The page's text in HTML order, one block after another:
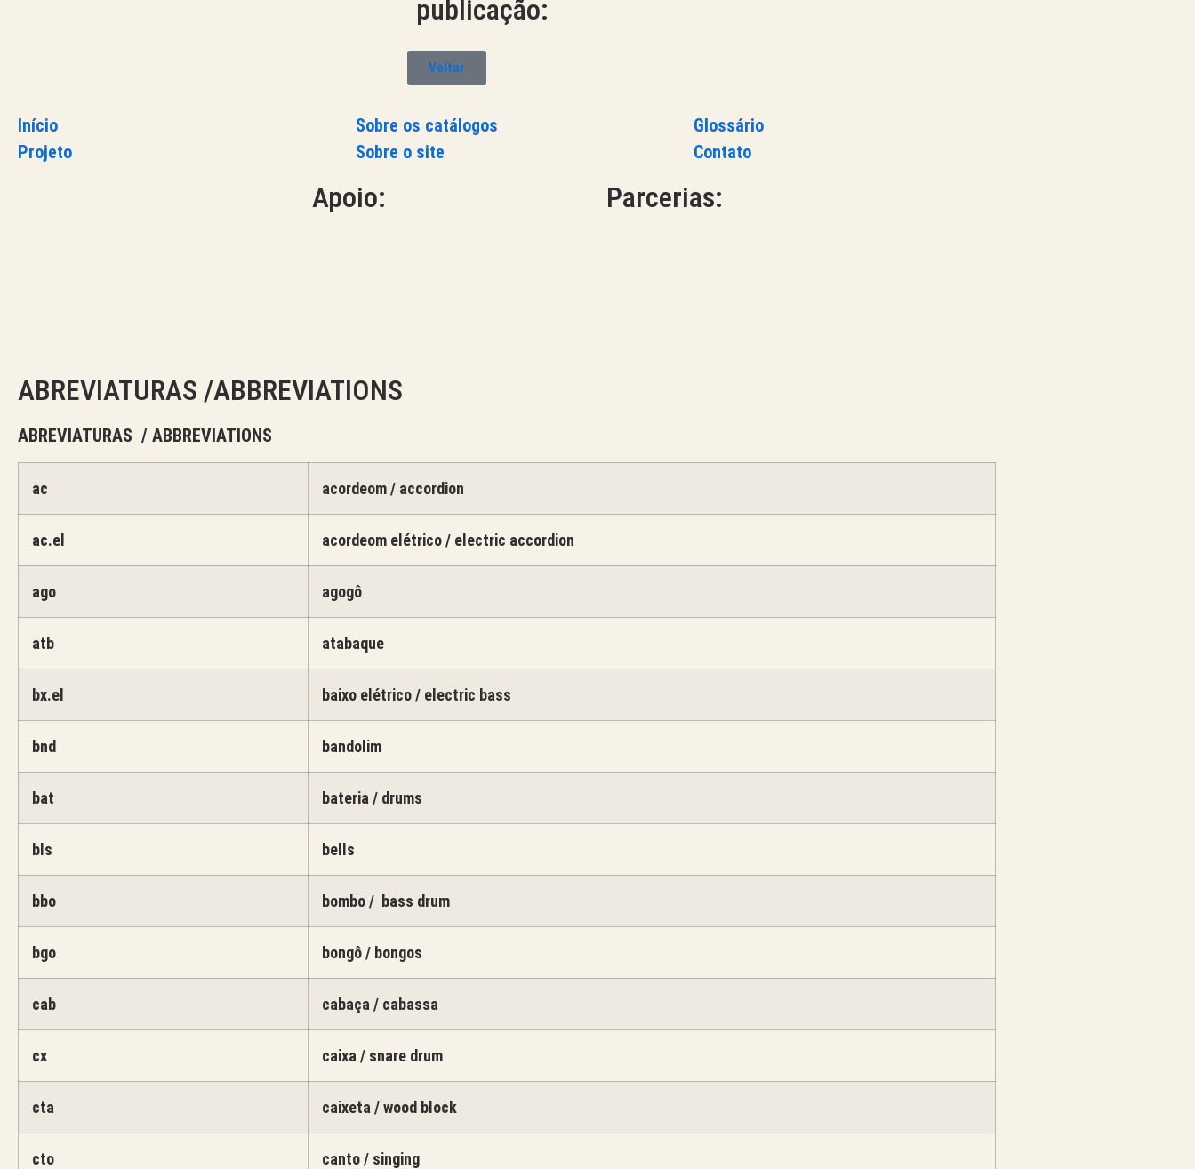
publicação:
Voltar
Início
Projeto
Sobre os catálogos
Sobre o site
Glossário
Contato
Apoio: Parcerias:
ABREVIATURAS /ABBREVIATIONS
ABREVIATURAS / ABBREVIATIONS
ac acordeom / accordion
ac.el acordeom elétrico / electric accordion
ago agogô
atb atabaque
bx.el baixo elétrico / electric bass
bnd bandolim
bat bateria / drums
bls bells
bbo bombo / bass drum
bgo bongô / bongos
cab cabaça / cabassa
cx caixa / snare drum
cta caixeta / wood block
cto canto / singing